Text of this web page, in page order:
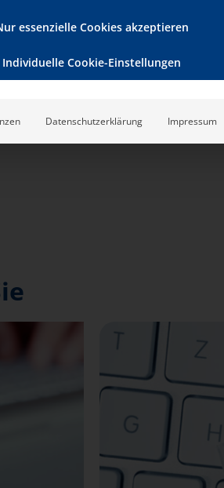
essenzielle Cookies akzeptieren
Individuelle Cookie-Einstellungen
Datenschutzerklärung Impressum